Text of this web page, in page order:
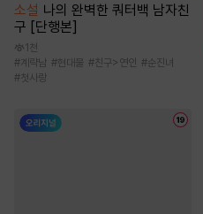
소설 나의 완벽한 쿼터백 남자친
구 [단행본]
1천
# 계략남 #현대물 #친구>연인 #순진녀
#첫사랑